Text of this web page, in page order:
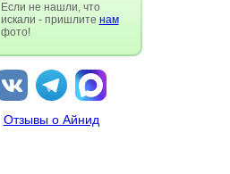
Если не нашли, что
искали - пришлите нам
фото!
Отзывы о Айнид